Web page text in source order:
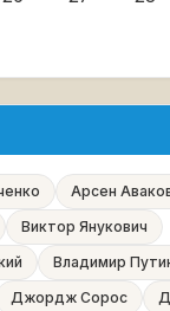
Арсен
Виктор Янукович
Владимир
Джордж Сорос